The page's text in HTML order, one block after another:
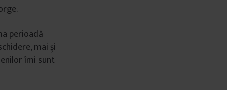
perioadă
mai și
îmi sunt